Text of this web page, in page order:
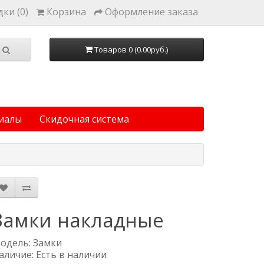
(0) Корзина Оформление заказа
Товаров 0 (0.00руб.)
Скидочная система
накладные
Замки
Есть в наличии